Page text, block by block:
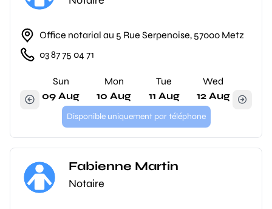
Office notarial au 5 Rue Serpenoise, 57000 Metz
03 87 75 04 71
Sun
09 Aug
Mon
10 Aug
Tue
11 Aug
Wed
12 Aug
Disponible uniquement par téléphone
Fabienne Martin
Notaire